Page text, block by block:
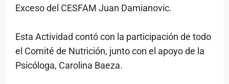
Exceso del CESFAM Juan Damianovic.
Esta Actividad contó con la participación de todo
el Comité de Nutrición, junto con el apoyo de la
Psicóloga, Carolina Baeza.